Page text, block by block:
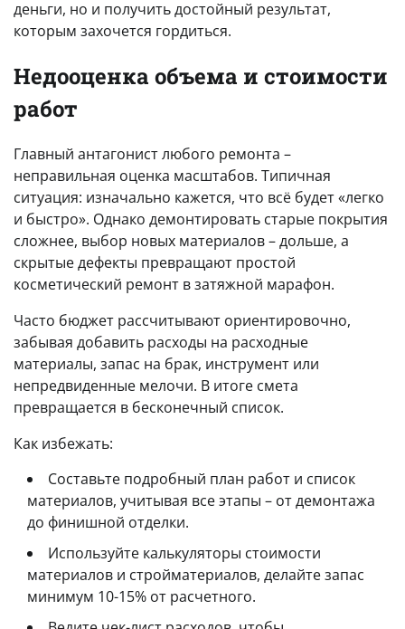
деньги, но и получить достойный результат,
которым захочется гордиться.
Недооценка объема и стоимости
работ
Главный антагонист любого ремонта –
неправильная оценка масштабов. Типичная
ситуация: изначально кажется, что всё будет «легко
и быстро». Однако демонтировать старые покрытия
сложнее, выбор новых материалов – дольше, а
скрытые дефекты превращают простой
косметический ремонт в затяжной марафон.
Часто бюджет рассчитывают ориентировочно,
забывая добавить расходы на расходные
материалы, запас на брак, инструмент или
непредвиденные мелочи. В итоге смета
превращается в бесконечный список.
Как избежать:
Составьте подробный план работ и список
материалов, учитывая все этапы – от демонтажа
до финишной отделки.
Используйте калькуляторы стоимости
материалов и стройматериалов, делайте запас
минимум 10-15% от расчетного.